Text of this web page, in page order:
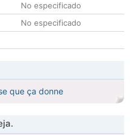
No especificado
No especificado
que ça donne